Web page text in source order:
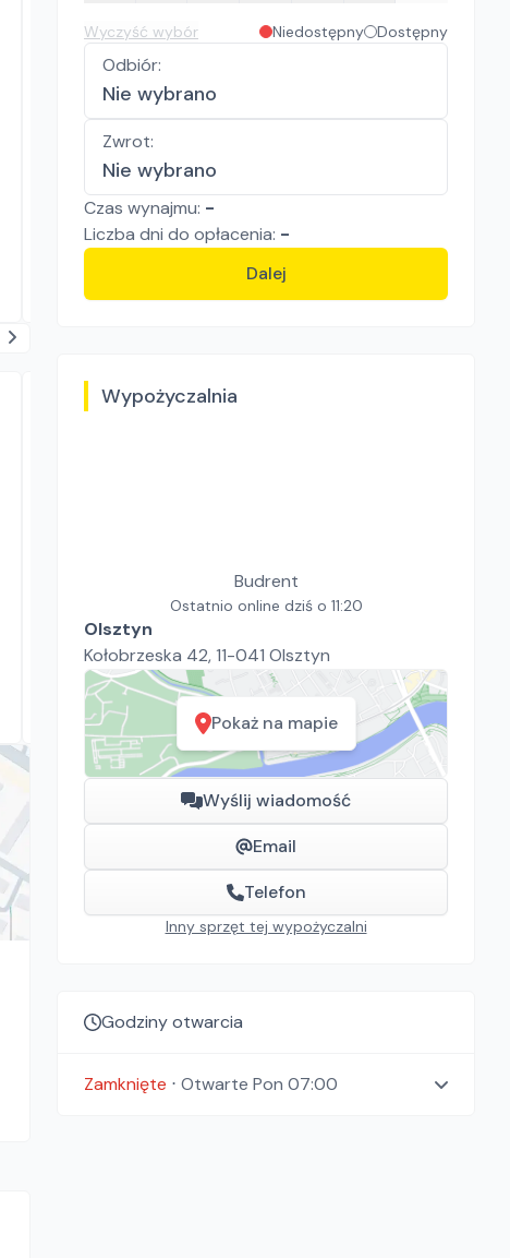
Wyczyść wybór Niedostępny Dostępny
Odbiór:
Nie wybrano
Zwrot:
Nie wybrano
Czas wynajmu: -
Liczba dni do opłacenia: -
Dalej
Wypożyczalnia
Budrent
Ostatnio online dziś o 11:20
Olsztyn
Kołobrzeska 42, 11-041 Olsztyn
Pokaż na mapie
Wyślij wiadomość
Email
Telefon
Inny sprzęt tej wypożyczalni
Godziny otwarcia
Zamknięte ⋅ Otwarte Pon 07:00
MMasz.pl
Wykrywacz metali Quest X10 IDMaxX
Wykrywacze
100.00zł/ dzień
Wieliczka
HILTI Przecinarka elektryczna DCH 300
98.40zł/dzień
Dostępność aktualizowana na żywo
Olsztyn